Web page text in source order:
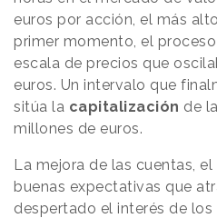
euros por acción, el más
primer momento, el
escala de precios que
euros. Un intervalo que
sitúa la capitalización de la
millones de euros.
La mejora de las cuentas,
buenas expectativas que
despertado el interés de los